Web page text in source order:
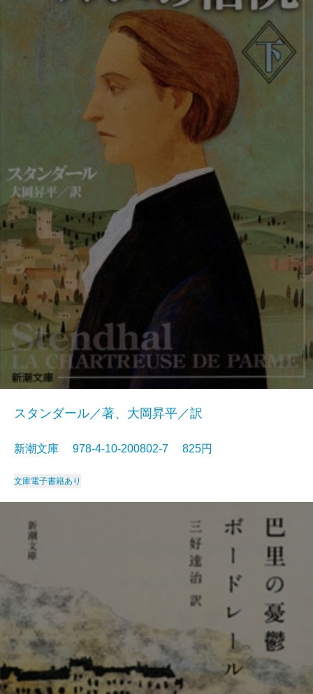
スタンダール／著、大岡昇平／訳
新潮文庫 978-4-10-200802-7 825円
文庫電子書籍あり